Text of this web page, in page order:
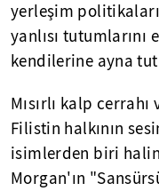
yerleşim
yanlısı
kendilerine ayna
Mısırlı kalp
Filistin halkının
isimlerden biri
Morgan'ın